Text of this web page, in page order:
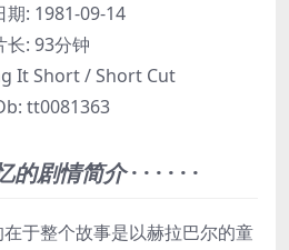
期: 1981-09-14
长: 93分钟
It Short / Short Cut
tt0081363
的剧情简介· · · · · ·
于整个故事是以赫拉巴尔的童